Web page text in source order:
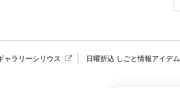
ャラリーシリウス 日曜折込 しごと情報アイデム